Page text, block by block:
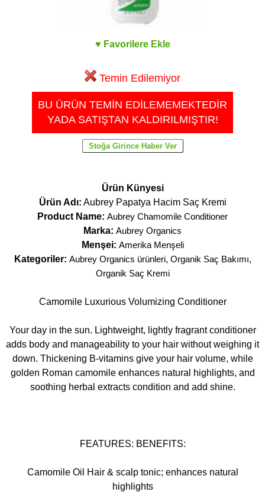
♥ Favorilere Ekle
Temin Edilemiyor
BU ÜRÜN TEMİN EDİLEMEMEKTEDİR
YADA SATIŞTAN KALDIRILMIŞTIR!
Ürün Künyesi
Ürün Adı: Aubrey Papatya Hacim Saç Kremi
Product Name: Aubrey Chamomile Conditioner
Marka: Aubrey Organics
Menşei: Amerika Menşeli
Kategoriler: Aubrey Organics ürünleri, Organik Saç Bakımı,
Organik Saç Kremi
Camomile Luxurious Volumizing Conditioner
Your day in the sun. Lightweight, lightly fragrant conditioner
adds body and manageability to your hair without weighing it
down. Thickening B-vitamins give your hair volume, while
golden Roman camomile enhances natural highlights, and
soothing herbal extracts condition and add shine.
FEATURES: BENEFITS:
Camomile Oil Hair & scalp tonic; enhances natural
highlights